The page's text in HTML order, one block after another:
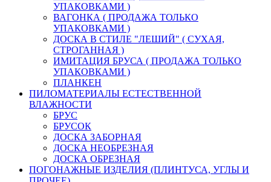
УПАКОВКАМИ )
ВАГОНКА ( ПРОДАЖА ТОЛЬКО
УПАКОВКАМИ )
ДОСКА В СТИЛЕ "ЛЕШИЙ" ( СУХАЯ,
СТРОГАННАЯ )
ИМИТАЦИЯ БРУСА ( ПРОДАЖА ТОЛЬКО
УПАКОВКАМИ )
ПЛАНКЕН
ПИЛОМАТЕРИАЛЫ ЕСТЕСТВЕННОЙ
ВЛАЖНОСТИ
БРУС
БРУСОК
ДОСКА ЗАБОРНАЯ
ДОСКА НЕОБРЕЗНАЯ
ДОСКА ОБРЕЗНАЯ
ПОГОНАЖНЫЕ ИЗДЕЛИЯ (ПЛИНТУСА, УГЛЫ И